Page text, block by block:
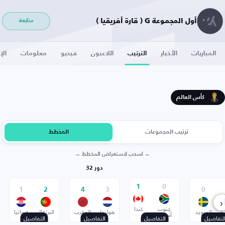
أول المجموعة G ( قارة أفريقيا ) متابعة
المباريات الأخبار الترتيب اللاعبون فيديو معلومات
كأس العالم
ترتيب المجموعات المخطط
← اسحب لاستعراض المخطط →
دور 32
0
السويد
0
جنوب
أفريقيا
1
كندا
التفاصيل
3
هولندا
4
المغرب
التفاصيل
2
البرتغال
1
كرواتيا
التفاصيل
‹